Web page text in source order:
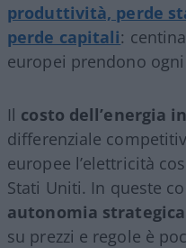
produttività, perde
perde capitali:
europei prendono
Il costo dell’energia
differenziale
europee l’elettricità
Stati Uniti. In queste
autonomia
su prezzi e regole è